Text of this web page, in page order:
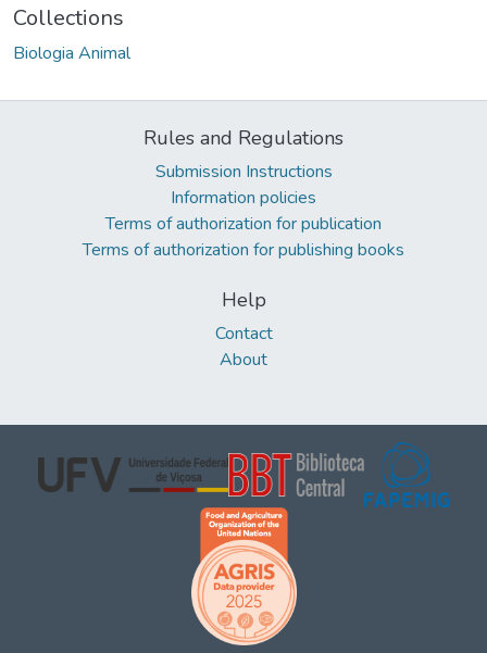
Collections
Biologia Animal
Rules and Regulations
Submission Instructions
Information policies
Terms of authorization for publication
Terms of authorization for publishing books
Help
Contact
About